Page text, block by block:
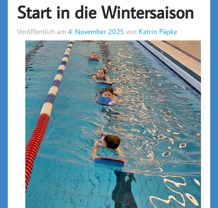
Start in die Wintersaison
Veröffentlich am4. November 2025 von Katrin Päpke